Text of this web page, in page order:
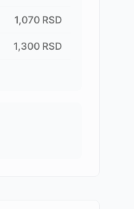
1,070 RSD
1,300 RSD